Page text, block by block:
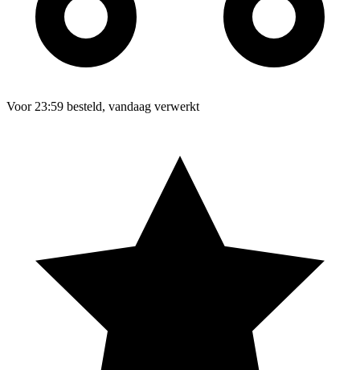
Voor 23:59 besteld, vandaag verwerkt